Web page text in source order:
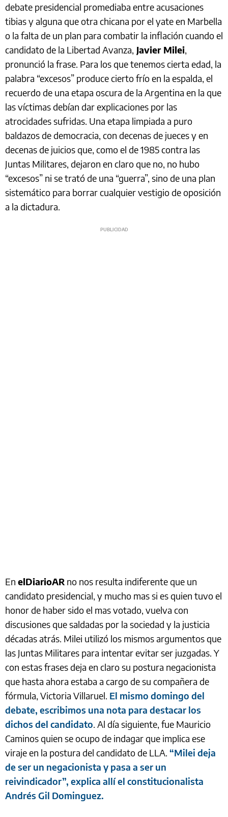
debate presidencial promediaba entre acusaciones
tibias y alguna que otra chicana por el yate en Marbella
o la falta de un plan para combatir la inflación cuando el
candidato de la Libertad Avanza, Javier Milei,
pronunció la frase. Para los que tenemos cierta edad, la
palabra “excesos” produce cierto frío en la espalda, el
recuerdo de una etapa oscura de la Argentina en la que
las víctimas debían dar explicaciones por las
atrocidades sufridas. Una etapa limpiada a puro
baldazos de democracia, con decenas de jueces y en
decenas de juicios que, como el de 1985 contra las
Juntas Militares, dejaron en claro que no, no hubo
“excesos” ni se trató de una “guerra”, sino de una plan
sistemático para borrar cualquier vestigio de oposición
a la dictadura.
En elDiarioAR no nos resulta indiferente que un
candidato presidencial, y mucho mas si es quien tuvo el
honor de haber sido el mas votado, vuelva con
discusiones que saldadas por la sociedad y la justicia
décadas atrás. Milei utilizó los mismos argumentos que
las Juntas Militares para intentar evitar ser juzgadas. Y
con estas frases deja en claro su postura negacionista
que hasta ahora estaba a cargo de su compañera de
fórmula, Victoria Villaruel. El mismo domingo del
debate, escribimos una nota para destacar los
dichos del candidato. Al día siguiente, fue Mauricio
Caminos quien se ocupo de indagar que implica ese
viraje en la postura del candidato de LLA. “Milei deja
de ser un negacionista y pasa a ser un
reivindicador”, explica allí el constitucionalista
Andrés Gil Dominguez.